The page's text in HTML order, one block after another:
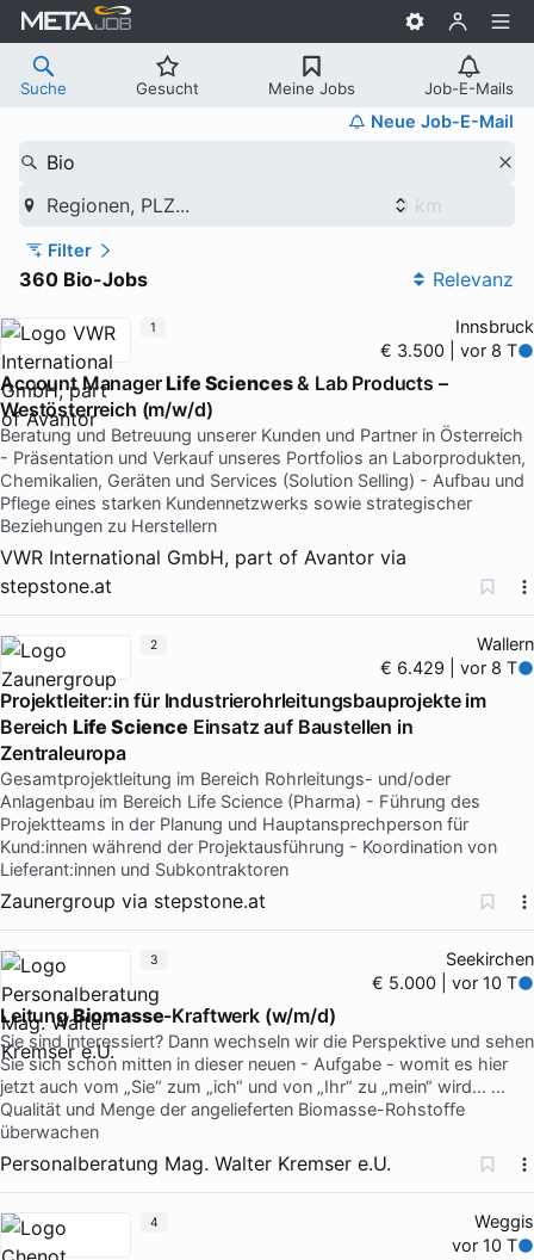
Suche Gesucht Meine Jobs Job-E-Mails
Neue Job-E-Mail
Bio
Regionen, PLZ...
Filter
360 Bio-Jobs Relevanz
Innsbruck
€ 3.500 | vor 8 T
Account ManagerLife Sciences& Lab Products –
Westösterreich (m/w/d)
Beratung und Betreuung unserer Kunden und Partner in Österreich
- Präsentation und Verkauf unseres Portfolios an Laborprodukten,
Chemikalien, Geräten und Services (Solution Selling) - Aufbau und
Pflege eines starken Kundennetzwerks sowie strategischer
Beziehungen zu Herstellern
VWR International GmbH, part of Avantor via
stepstone.at
1
Wallern
€ 6.429 | vor 8 T
Projektleiter:in für Industrierohrleitungsbauprojekte im
Bereich Life Science Einsatz auf Baustellen in
Zentraleuropa
Gesamtprojektleitung im Bereich Rohrleitungs- und/oder
Anlagenbau im Bereich Life Science (Pharma) - Führung des
Projektteams in der Planung und Hauptansprechperson für
Kund:innen während der Projektausführung - Koordination von
Lieferant:innen und Subkontraktoren
Zaunergroup via stepstone.at
2
Seekirchen
€ 5.000 | vor 10 T
LeitungBiomasse-Kraftwerk (w/m/d)
Sie sind interessiert? Dann wechseln wir die Perspektive und sehen
Sie sich schon mitten in dieser neuen - Aufgabe - womit es hier
jetzt auch vom „Sie“ zum „ich“ und von „Ihr“ zu „mein“ wird… …
Qualität und Menge der angelieferten Biomasse-Rohstoffe
überwachen
Personalberatung Mag. Walter Kremser e.U.
3
Weggis
vor 10 T
4